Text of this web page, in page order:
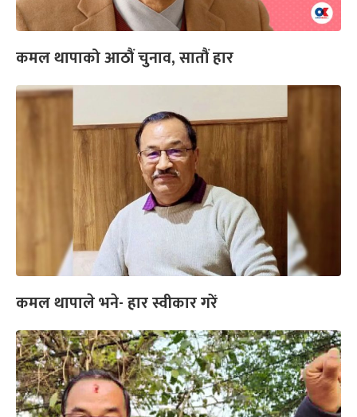
कमल थापाको आठौं चुनाव, सातौं हार
कमल थापाले भने- हार स्वीकार गरें